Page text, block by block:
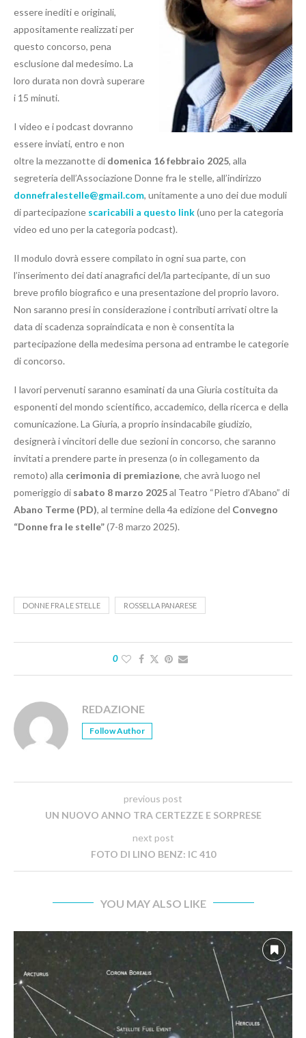
essere inediti e originali,
appositamente realizzati per
questo concorso, pena
esclusione dal medesimo. La
loro durata non dovrà superare
i 15 minuti.
I video e i podcast dovranno
essere inviati, entro e non
oltre la mezzanotte di domenica 16 febbraio 2025, alla
segreteria dell’Associazione Donne fra le stelle, all’indirizzo
donnefralestelle@gmail.com, unitamente a uno dei due moduli
di partecipazione scaricabili a questo link(uno per la categoria
video ed uno per la categoria podcast).
Il modulo dovrà essere compilato in ogni sua parte, con
l’inserimento dei dati anagrafici del/la partecipante, di un suo
breve profilo biografico e una presentazione del proprio lavoro.
Non saranno presi in considerazione i contributi arrivati oltre la
data di scadenza sopraindicata e non è consentita la
partecipazione della medesima persona ad entrambe le categorie
di concorso.
I lavori pervenuti saranno esaminati da una Giuria costituita da
esponenti del mondo scientifico, accademico, della ricerca e della
comunicazione. La Giuria, a proprio insindacabile giudizio,
designerà i vincitori delle due sezioni in concorso, che saranno
invitati a prendere parte in presenza (o in collegamento da
remoto) alla cerimonia di premiazione, che avrà luogo nel
pomeriggio di sabato 8 marzo 2025al Teatro “Pietro d’Abano” di
Abano Terme (PD), al termine della 4a edizione del Convegno
“Donne fra le stelle”(7-8 marzo 2025).
DONNE FRA LE STELLE ROSSELLA PANARESE
0
REDAZIONE
Follow Author
previous post
UN NUOVO ANNO TRA CERTEZZE E SORPRESE
next post
FOTO DI LINO BENZ: IC 410
YOU MAY ALSO LIKE